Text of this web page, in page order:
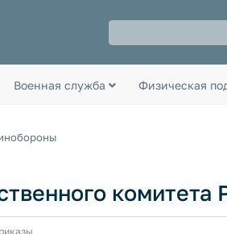
Военная служба Физическая
комитета